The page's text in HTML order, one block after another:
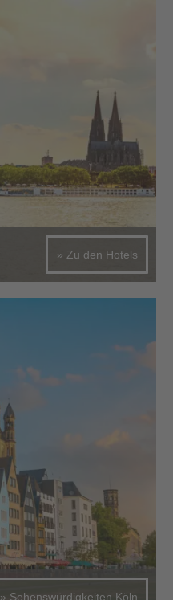
» Zu den Hotels
» Sehenswürdigkeiten Köln